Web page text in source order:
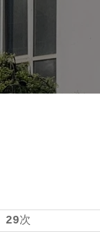
29次